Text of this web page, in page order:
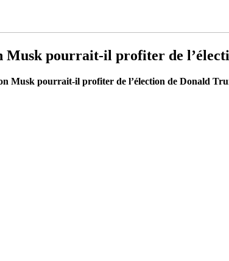
Musk pourrait-il profiter de
Musk pourrait-il profiter de l’élection de Donald